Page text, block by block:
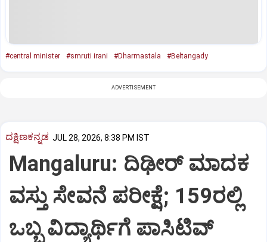
#central minister #smruti irani #Dharmastala #Beltangady
ADVERTISEMENT
ದಕ್ಷಿಣಕನ್ನಡ JUL 28, 2026, 8:38 PM IST
Mangaluru: ದಿಢೀರ್ ಮಾದಕ
ವಸ್ತು ಸೇವನೆ ಪರೀಕ್ಷೆ; 159ರಲ್ಲಿ
ಒಬ್ಬ ವಿದ್ಯಾರ್ಥಿಗೆ ಪಾಸಿಟಿವ್‌